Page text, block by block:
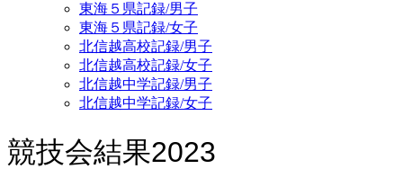
東海５県記録/男子
東海５県記録/女子
北信越高校記録/男子
北信越高校記録/女子
北信越中学記録/男子
北信越中学記録/女子
競技会結果2023